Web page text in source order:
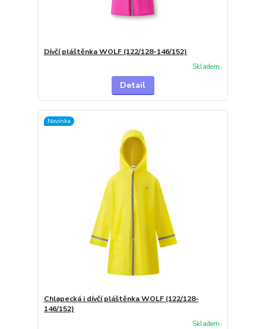
Dívčí pláštěnka WOLF (122/128-146/152)
Skladem
Detail
Novinka
Chlapecká i dívčí pláštěnka WOLF (122/128-
146/152)
Skladem